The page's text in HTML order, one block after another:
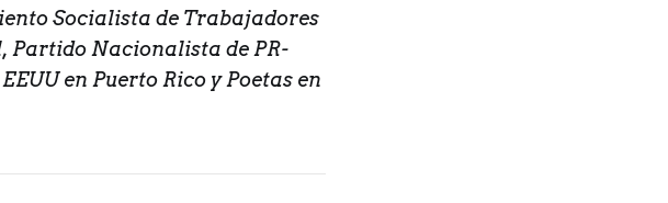
Socialista de Trabajadores
Nacionalista de PR-
en Puerto Rico y Poetas en